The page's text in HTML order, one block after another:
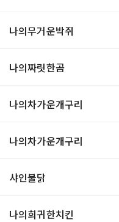
나의무거운박쥐
나의짜릿한곰
나의차가운개구리
나의차가운개구리
샤인불닭
나의희귀한치킨